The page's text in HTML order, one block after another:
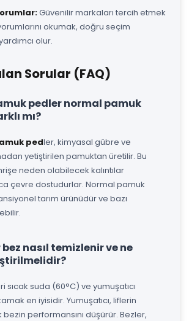
Güvenilir markaları tercih etmek
okumak, doğru seçim
olur.
Sorular (FAQ)
pedler normal pamuk
mı?
pedler, kimyasal gübre ve
yetiştirilen pamuktan üretilir. Bu
neden olabilecek kalıntılar
çevre dostudurlar. Normal pamuk
tarım ürünüdür ve bazı
nasıl temizlenir ve ne
sıcak suda (60°C) ve yumuşatıcı
en iyisidir. Yumuşatıcı, liflerin
bezin performansını düşürür. Bezler,